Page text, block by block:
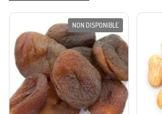
NON DISPONIBLE